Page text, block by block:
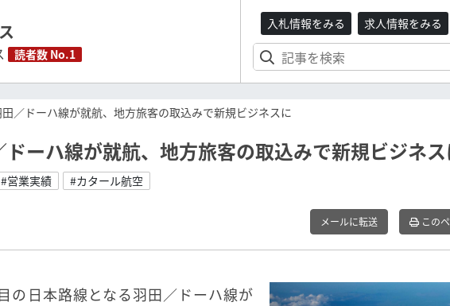
読者数 No.1
入札情報をみる 求人情報をみる
／ドーハ線が就航、地方旅客の取込みで新規ビジネスに
ーハ線が就航、地方旅客の取込みで新規ビジネス
#営業実績 #カタール航空
メールに転送 この
の日本路線となる羽田／ドーハ線が